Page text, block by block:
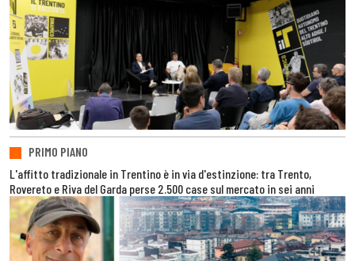
PRIMO PIANO
L'affitto tradizionale in Trentino è in via d'estinzione: tra Trento,
Rovereto e Riva del Garda perse 2.500 case sul mercato in sei anni